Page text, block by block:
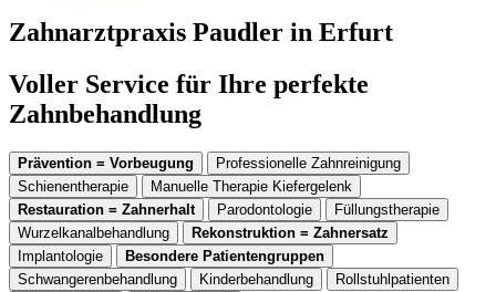
Zahnarztpraxis Paudler in Erfurt
Voller Service für Ihre perfekte
Zahnbehandlung
Prävention = Vorbeugung
Professionelle Zahnreinigung
Schienentherapie
Manuelle Therapie Kiefergelenk
Restauration = Zahnerhalt
Parodontologie
Füllungstherapie
Wurzelkanalbehandlung
Rekonstruktion = Zahnersatz
Implantologie
Besondere Patientengruppen
Schwangerenbehandlung
Kinderbehandlung
Rollstuhlpatienten